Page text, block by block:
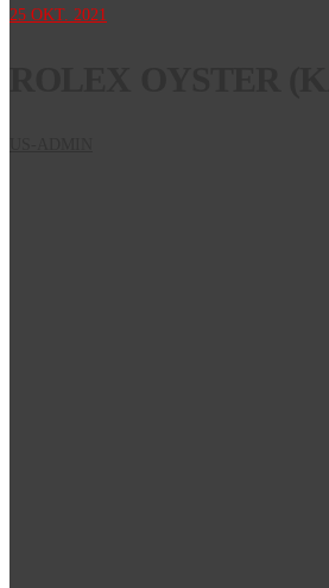
25 OKT. 2021
ROLEX OYSTER